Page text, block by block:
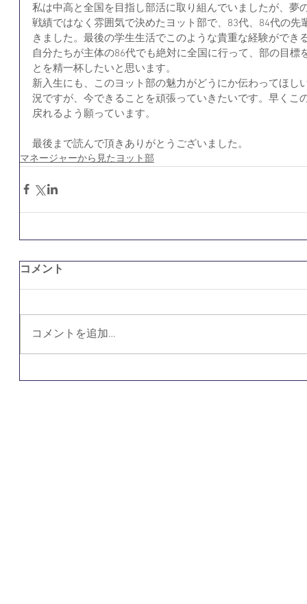
私は中高と全国を目指し部活に取り組んでいましたが、夢
戦績ではなく雰囲気で決めたヨット部で、83代、84代の
きました。最後の学生生活でこのような貴重な経験ができ
自分たちが主体の86代でも絶対に全国に行って、部の目標
とを精一杯したいと思います。
新入生にも、このヨット部の魅力がどうにか伝わってほし
況ですが、今できることを頑張っていきたいです。早くこ
戻れるよう願っています。
最後まで読んで頂きありがとうございました。
マネージャーから見たヨット部
コメント
コメントを追加…